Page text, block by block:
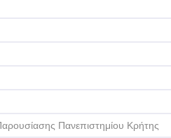
Πανεπιστημίου Κρήτης